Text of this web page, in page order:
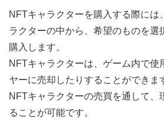
NFTキャラクターを購入する際には
ラクターの中から、希望のものを選
購入します。
NFTキャラクターは、ゲーム内で使
ヤーに売却したりすることができま
NFTキャラクターの売買を通して、
ることが可能です。